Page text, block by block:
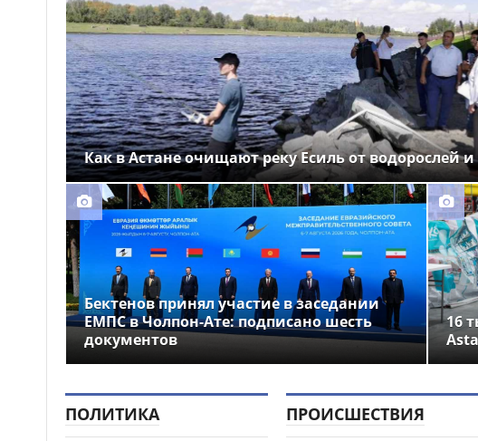
12:01
Выборы депутатов
Курултая: как узнать свой
избирательный участок
11:41
Служебная собака
помогла полицейским найти
пропавшую 18-летнюю
девушку в Караганде
Как в Астане очищают реку Есиль от водорослей
Бектенов принял участие в заседании
ЕМПС в Чолпон-Ате: подписано шесть
документов
16
ПОЛИТИКА ПРОИСШЕСТВИЯ